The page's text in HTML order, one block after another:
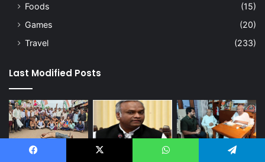
Foods
(15)
Games
(20)
Travel
(233)
Last Modified Posts